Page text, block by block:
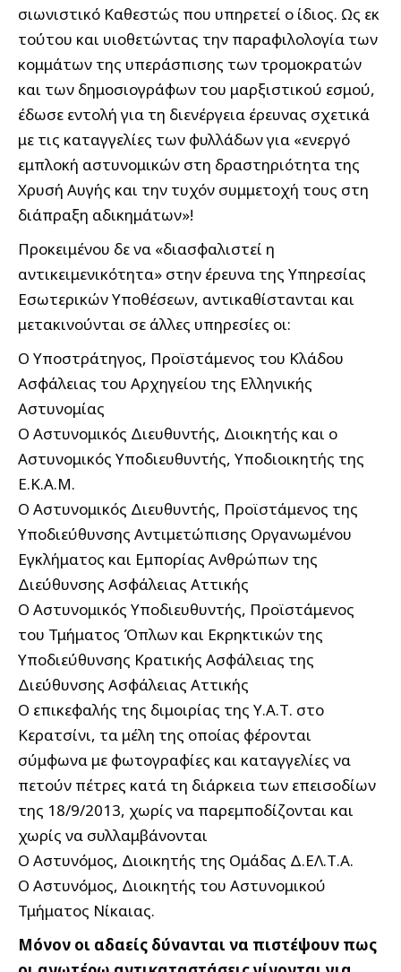
σιωνιστικό Καθεστώς που υπηρετεί ο ίδιος. Ως εκ
τούτου και υιοθετώντας την παραφιλολογία των
κομμάτων της υπεράσπισης των τρομοκρατών
και των δημοσιογράφων του μαρξιστικού εσμού,
έδωσε εντολή για τη διενέργεια έρευνας σχετικά
με τις καταγγελίες των φυλλάδων για «ενεργό
εμπλοκή αστυνομικών στη δραστηριότητα της
Χρυσή Αυγής και την τυχόν συμμετοχή τους στη
διάπραξη αδικημάτων»!
Προκειμένου δε να «διασφαλιστεί η
αντικειμενικότητα» στην έρευνα της Υπηρεσίας
Εσωτερικών Υποθέσεων, αντικαθίστανται και
μετακινούνται σε άλλες υπηρεσίες οι:
Ο Υποστράτηγος, Προϊστάμενος του Κλάδου
Ασφάλειας του Αρχηγείου της Ελληνικής
Αστυνομίας
Ο Αστυνομικός Διευθυντής, Διοικητής και ο
Αστυνομικός Υποδιευθυντής, Υποδιοικητής της
Ε.Κ.Α.Μ.
Ο Αστυνομικός Διευθυντής, Προϊστάμενος της
Υποδιεύθυνσης Αντιμετώπισης Οργανωμένου
Εγκλήματος και Εμπορίας Ανθρώπων της
Διεύθυνσης Ασφάλειας Αττικής
Ο Αστυνομικός Υποδιευθυντής, Προϊστάμενος
του Τμήματος Όπλων και Εκρηκτικών της
Υποδιεύθυνσης Κρατικής Ασφάλειας της
Διεύθυνσης Ασφάλειας Αττικής
Ο επικεφαλής της διμοιρίας της Υ.Α.Τ. στο
Κερατσίνι, τα μέλη της οποίας φέρονται
σύμφωνα με φωτογραφίες και καταγγελίες να
πετούν πέτρες κατά τη διάρκεια των επεισοδίων
της 18/9/2013, χωρίς να παρεμποδίζονται και
χωρίς να συλλαμβάνονται
Ο Αστυνόμος, Διοικητής της Ομάδας Δ.ΕΛ.Τ.Α.
Ο Αστυνόμος, Διοικητής του Αστυνομικού
Τμήματος Νίκαιας.
Μόνον οι αδαείς δύνανται να πιστέψουν πως